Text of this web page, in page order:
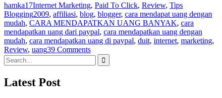
hamka17Internet Marketing, Paid To Click, Review, Tips
Blogging2009, affiliasi, blog, blogger, cara mendapat uang dengan
mudah, CARA MENDAPATKAN UANG BANYAK, cara
mendapatkan uang dari paypal, cara mendapatkan uang dengan
mudah, cara mendapatkan uang di paypal, duit, internet, marketing,
Review, uang39 Comments
Search
for:
Latest Post